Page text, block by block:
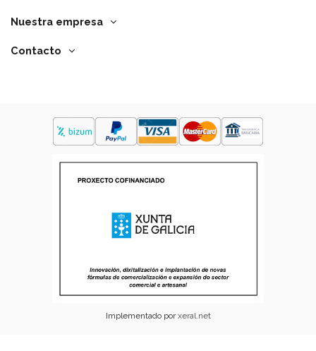
Nuestra empresa
Contacto
Implementado porxeral.net